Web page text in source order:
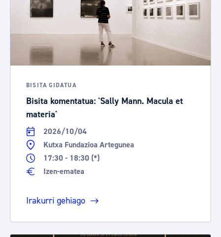
BISITA GIDATUA
Bisita komentatua: 'Sally Mann. Macula et
materia'
2026/10/04
Kutxa Fundazioa Artegunea
17:30 - 18:30 (*)
Izen-ematea
Irakurri gehiago